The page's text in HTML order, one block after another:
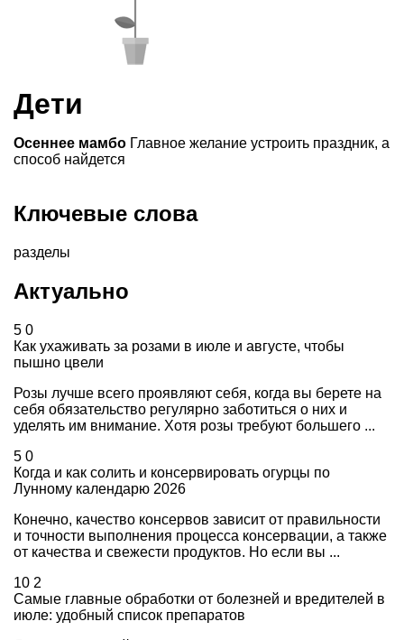
Дети
Осеннее мамбо Главное желание устроить праздник, а
способ найдется
Ключевые слова
разделы
Актуально
5 0
Как ухаживать за розами в июле и августе, чтобы
пышно цвели
Розы лучше всего проявляют себя, когда вы берете на
себя обязательство регулярно заботиться о них и
уделять им внимание. Хотя розы требуют большего ...
5 0
Когда и как солить и консервировать огурцы по
Лунному календарю 2026
Конечно, качество консервов зависит от правильности
и точности выполнения процесса консервации, а также
от качества и свежести продуктов. Но если вы ...
10 2
Самые главные обработки от болезней и вредителей в
июле: удобный список препаратов